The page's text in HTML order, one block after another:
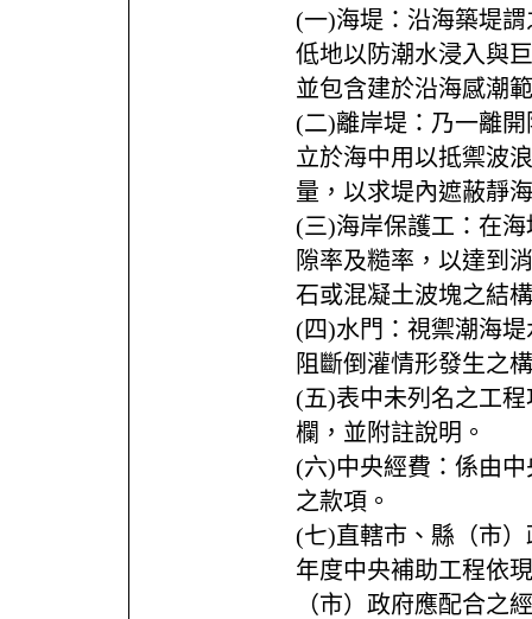
(一)海堤：沿海築堤
低地以防潮水浸入與
並包含建於沿海感潮
(二)離岸堤：乃一離
立於海中用以抵禦波
量，以求堤內遮蔽靜
(三)海岸保護工：在
隙率及糙率，以達到
石或混凝土波塊之結
(四)水門：視禦潮海
阻斷倒灌情形發生之
(五)表中未列名之工
欄，並附註說明。
(六)中央經費：係由
之款項。
(七)直轄市、縣（市
年度中央補助工程依
（市）政府應配合之